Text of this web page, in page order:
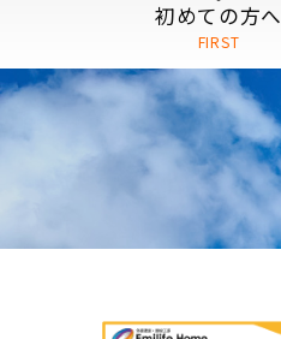
初めての方へ
FIRST